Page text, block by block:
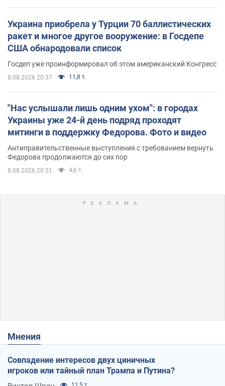
Украина приобрела у Турции 70 баллистических
ракет и многое другое вооружение: в Госдепе
США обнародовали список
Госдеп уже проинформировал об этом американский Конгресс
8.08.2026 20:37 11,8 т.
"Нас услышали лишь одним ухом": в городах
Украины уже 24-й день подряд проходят
митинги в поддержку Федорова. Фото и видео
Антиправительственные выступления с требованием вернуть
Федорова продолжаются до сих пор
8.08.2026 20:51 4,6 т.
Мнения
Совпадение интересов двух циничных
игроков или тайный план Трампа и Путина?